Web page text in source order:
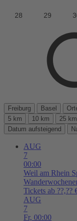
Freiburg
Basel
5 km
10 km 25 km
Datum aufsteigend
AUG
7
00:00
Weil am Rhein
Tickets ab ??,??
AUG
7
Fr, 00:00